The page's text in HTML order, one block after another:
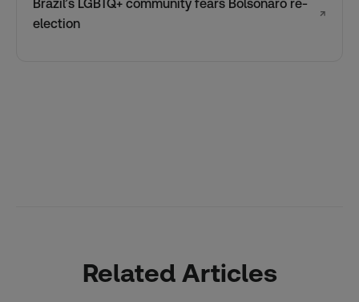
Brazil’s LGBTQ+ community fears Bolsonaro re-
election
↗
Related Articles